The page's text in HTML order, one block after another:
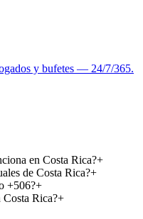
y bufetes — 24/7/365.
en Costa Rica?+
de Costa Rica?+
+506?+
Costa Rica?+